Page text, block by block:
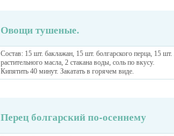
Овощи тушеные.
Состав: 15 шт. баклажан, 15 шт. болгарского перца, 15
растительного масла, 2 стакана воды, соль по вкусу.
Кипятить 40 минут. Закатать в горячем виде.
Перец болгарский по-осеннему